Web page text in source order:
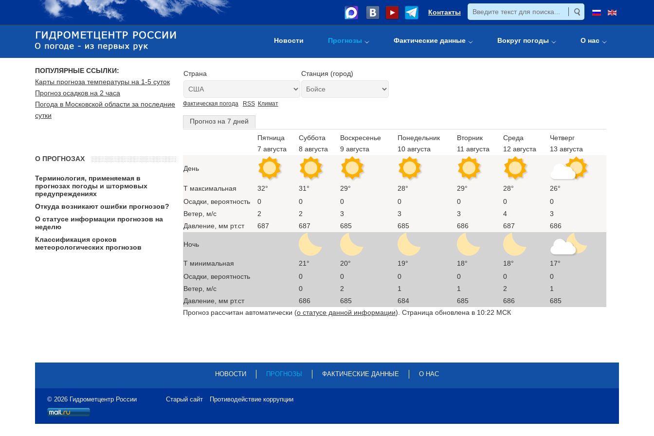
Контакты
Новости Прогнозы Фактические данные Вокруг погоды О нас
Страна Станция (город)
Фактическая погода RSS Климат
Прогноз на 7 дней
Пятница
7 августа
Суббота
8 августа
Воскресенье
9 августа
Понедельник
10 августа
Вторник
11 августа
Среда
12 августа
Четверг
13 августа
День
T максимальная 32° 31° 29° 28° 29° 28°
26°
Осадки, вероятность
0 0 0 0 0 0
0
Ветер, м/с
2 2 3 3 3 4
3
Давление, мм рт.ст
687 687 685 685 686 687 686
Ночь
T минимальная 21° 20° 19° 18° 18°
17°
Осадки, вероятность
0 0 0 0 0
0
Ветер, м/с
0 2 1 1 2
1
Давление, мм рт.ст
686 685 684 685 686
685
Прогноз рассчитан автоматически (о статусе данной информации). Страница обновлена в 10:22 МСК
ПОПУЛЯРНЫЕ ССЫЛКИ:
Карты прогноза температуры на 1-5 суток
Прогноз осадков на 2 часа
Погода в Московской области за последние
сутки
О ПРОГНОЗАХ
Терминология, применяемая в
прогнозах погоды и штормовых
предупреждениях
Откуда возникают ошибки прогнозов?
О статусе информации прогнозов на
неделю
Классификация сроков
метеорологических прогнозов
НОВОСТИ ПРОГНОЗЫ ФАКТИЧЕСКИЕ ДАННЫЕ О НАС
© 2026 Гидрометцентр России Старый сайт Противодействие коррупции